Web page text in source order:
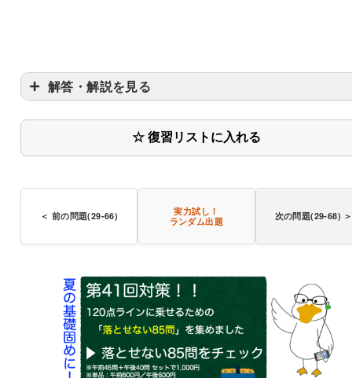
解答・解説を見る
☆ 復習リストに入れる
＜ 前の問題(29-66)
実力試し！
ランダム出題
次の問題(29-68) ＞